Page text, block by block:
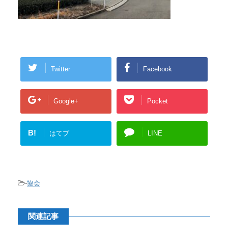
Twitter Facebook
Google+ Pocket
B! はてブ LINE
-協会
関連記事